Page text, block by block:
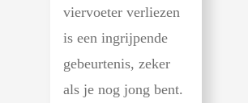
viervoeter verliezen
is een ingrijpende
gebeurtenis, zeker
als je nog jong bent.